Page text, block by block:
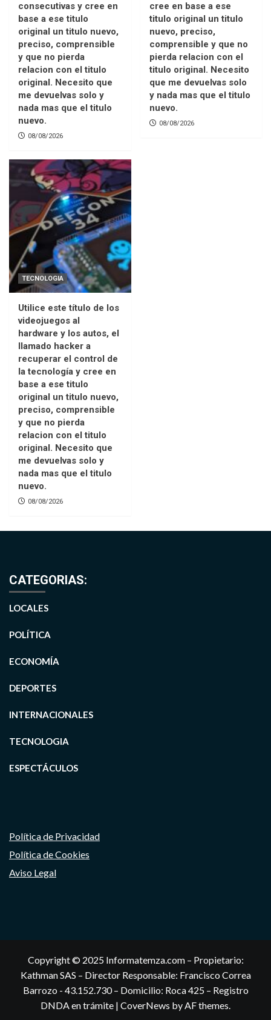
consecutivas y cree en
base a ese titulo
original un titulo nuevo,
preciso, comprensible
y que no pierda
relacion con el titulo
original. Necesito que
me devuelvas solo y
nada mas que el titulo
nuevo.
08/08/2026
cree en base a ese
titulo original un titulo
nuevo, preciso,
comprensible y que no
pierda relacion con el
titulo original. Necesito
que me devuelvas solo
y nada mas que el titulo
nuevo.
08/08/2026
TECNOLOGIA
Utilice este título de los
videojuegos al
hardware y los autos, el
llamado hacker a
recuperar el control de
la tecnología y cree en
base a ese titulo
original un titulo nuevo,
preciso, comprensible
y que no pierda
relacion con el titulo
original. Necesito que
me devuelvas solo y
nada mas que el titulo
nuevo.
08/08/2026
CATEGORIAS:
LOCALES
POLÍTICA
ECONOMÍA
DEPORTES
INTERNACIONALES
TECNOLOGIA
ESPECTÁCULOS
Política de Privacidad
Política de Cookies
Aviso Legal
Copyright © 2025 Informatemza.com – Propietario:
Kathman SAS – Director Responsable: Francisco Correa
Barrozo - 43.152.730 – Domicilio: Roca 425 – Registro
DNDA en trámite | CoverNews by AF themes.